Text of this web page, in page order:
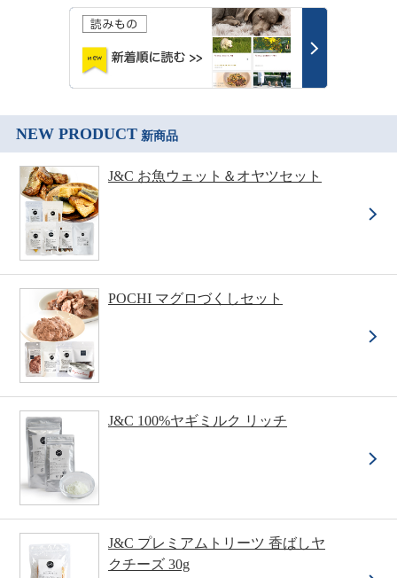
NEW PRODUCT 新商品
J&C お魚ウェット＆オヤツセット
POCHI マグロづくしセット
J&C 100%ヤギミルク リッチ
J&C プレミアムトリーツ 香ばしヤ
クチーズ 30g